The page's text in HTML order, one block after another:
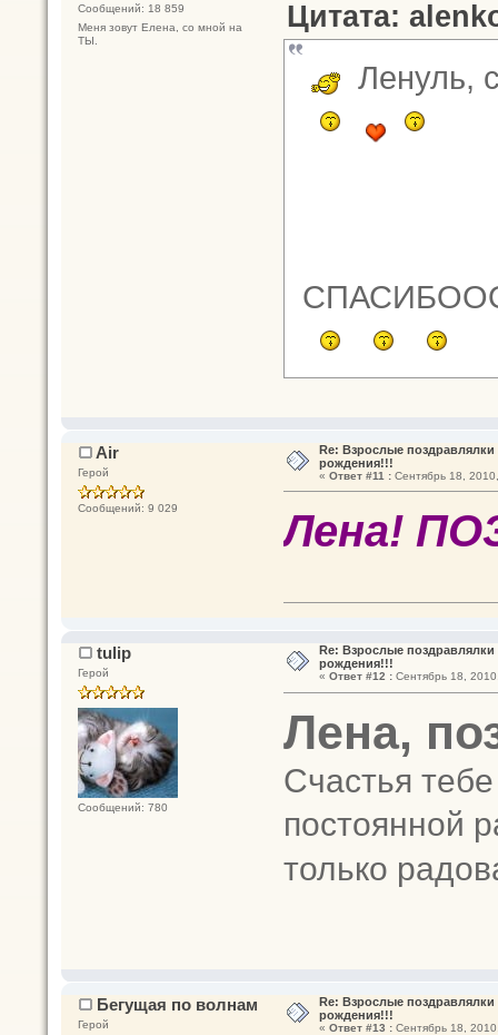
Сообщений: 18 859
Меня зовут Елена, со мной на
ТЫ.
Цитата:
Ленуль,
Air
Герой
Сообщений: 9 029
Re: Взрослые
рождения!!!
« Ответ #11 :Сентябрь 18,
Лена!
tulip
Герой
Сообщений: 780
Re: Взрослые
рождения!!!
« Ответ #12 :Сентябрь 18,
Лена,
Счастья
постоянной
только
Бегущая по волнам
Герой
Re: Взрослые
рождения!!!
« Ответ #13 :Сентябрь 18,